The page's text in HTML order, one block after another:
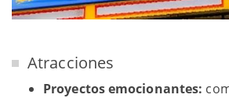
Atracciones
Proyectos emocionantes: